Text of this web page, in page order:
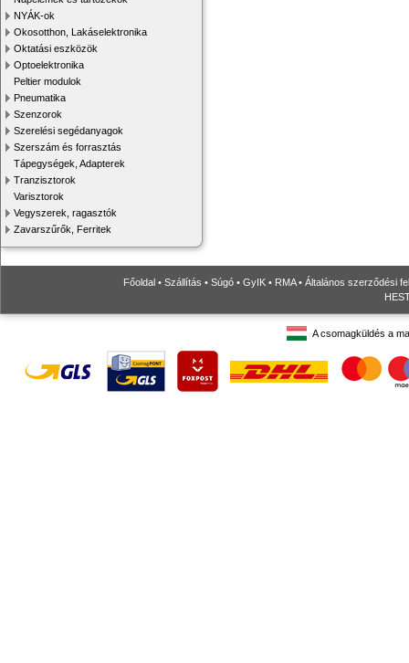
NYÁK-ok
Okosotthon, Lakáselektronika
Oktatási eszközök
Optoelektronika
Peltier modulok
Pneumatika
Szenzorok
Szerelési segédanyagok
Szerszám és forrasztás
Tápegységek, Adapterek
Tranzisztorok
Varisztorok
Vegyszerek, ragasztók
Zavarszűrők, Ferritek
Főoldal • Szállítás • Súgó • GyIK • RMA• Általános szerződési
A csomagküldés a